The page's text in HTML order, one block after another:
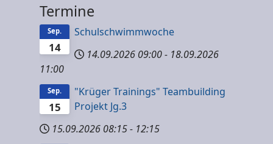
Termine
14
Sep.
Schulschwimmwoche
14.09.2026 09:00- 18.09.2026
11:00
15
Sep.
"Krüger Trainings" Teambuilding
Projekt Jg.3
15.09.2026 08:15- 12:15